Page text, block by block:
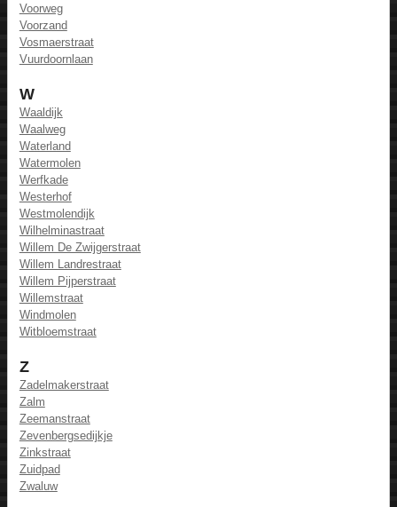
Voorweg
Voorzand
Vosmaerstraat
Vuurdoornlaan
W
Waaldijk
Waalweg
Waterland
Watermolen
Werfkade
Westerhof
Westmolendijk
Wilhelminastraat
Willem De Zwijgerstraat
Willem Landrestraat
Willem Pijperstraat
Willemstraat
Windmolen
Witbloemstraat
Z
Zadelmakerstraat
Zalm
Zeemanstraat
Zevenbergsedijkje
Zinkstraat
Zuidpad
Zwaluw